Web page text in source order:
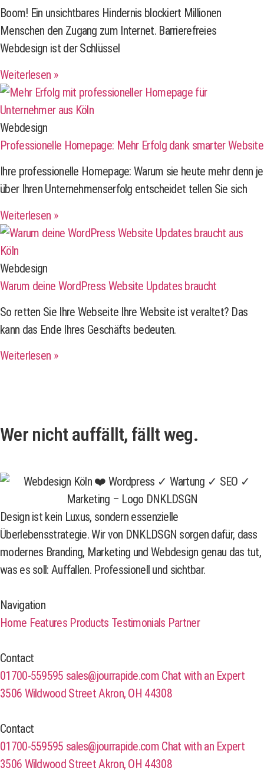
Boom! Ein unsichtbares Hindernis blockiert Millionen
Menschen den Zugang zum Internet. Barrierefreies
Webdesign ist der Schlüssel
Weiterlesen »
Webdesign
Professionelle Homepage: Mehr Erfolg dank smarter Website
Ihre professionelle Homepage: Warum sie heute mehr denn je
über Ihren Unternehmenserfolg entscheidet tellen Sie sich
Weiterlesen »
Webdesign
Warum deine WordPress Website Updates braucht
So retten Sie Ihre Webseite Ihre Website ist veraltet? Das
kann das Ende Ihres Geschäfts bedeuten.
Weiterlesen »
Wer nicht auffällt, fällt weg.
Design ist kein Luxus, sondern essenzielle
Überlebensstrategie. Wir von DNKLDSGN sorgen dafür, dass
modernes Branding, Marketing und Webdesign genau das tut,
was es soll: Auffallen. Professionell und sichtbar.
Navigation
Home Features Products Testimonials Partner
Contact
01700-559595 sales@jourrapide.com Chat with an Expert
3506 Wildwood Street Akron, OH 44308
Contact
01700-559595 sales@jourrapide.com Chat with an Expert
3506 Wildwood Street Akron, OH 44308